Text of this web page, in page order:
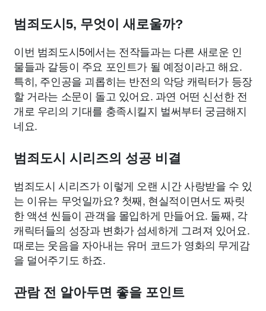
범죄도시5, 무엇이 새로울까?
이번 범죄도시5에서는 전작들과는 다른 새로운 인
물들과 갈등이 주요 포인트가 될 예정이라고 해요.
특히, 주인공을 괴롭히는 반전의 악당 캐릭터가 등장
할 거라는 소문이 돌고 있어요. 과연 어떤 신선한 전
개로 우리의 기대를 충족시킬지 벌써부터 궁금해지
네요.
범죄도시 시리즈의 성공 비결
범죄도시 시리즈가 이렇게 오랜 시간 사랑받을 수 있
는 이유는 무엇일까요? 첫째, 현실적이면서도 짜릿
한 액션 씬들이 관객을 몰입하게 만들어요. 둘째, 각
캐릭터들의 성장과 변화가 섬세하게 그려져 있어요.
때로는 웃음을 자아내는 유머 코드가 영화의 무게감
을 덜어주기도 하죠.
관람 전 알아두면 좋을 포인트